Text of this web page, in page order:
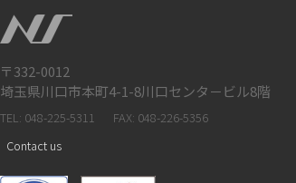
〒332-0012
埼玉県川口市本町4-1-8川口センタ－ビル8階
TEL: 048-225-5311
FAX: 048-226-5356
Contact us